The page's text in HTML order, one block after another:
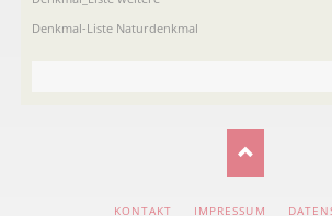
Denkmal-Liste Naturdenkmal
KONTAKT IMPRESSUM